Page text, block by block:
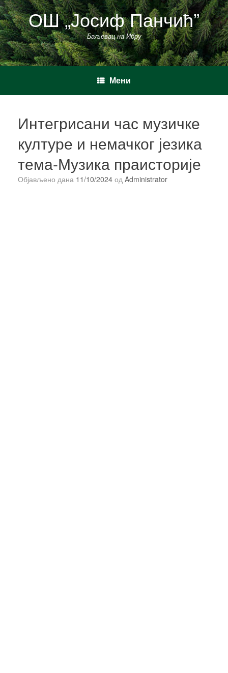
Пређи
на
садржај ОШ „Јосиф Панчић”
Баљевац на Ибру
Мени
Интегрисани час музичке
културе и немачког језика
тема-Музика праисторије
Објављено дана 11/10/2024 од Administrator